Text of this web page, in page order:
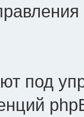
под